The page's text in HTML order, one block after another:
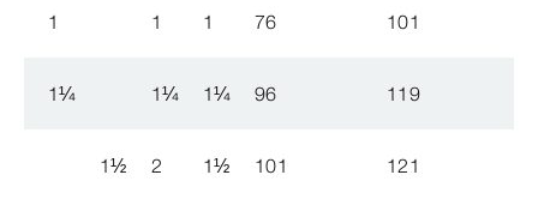
1 1 1 76 101
1¼ 1¼ 1¼ 96 119
1½ 2 1½ 101 121